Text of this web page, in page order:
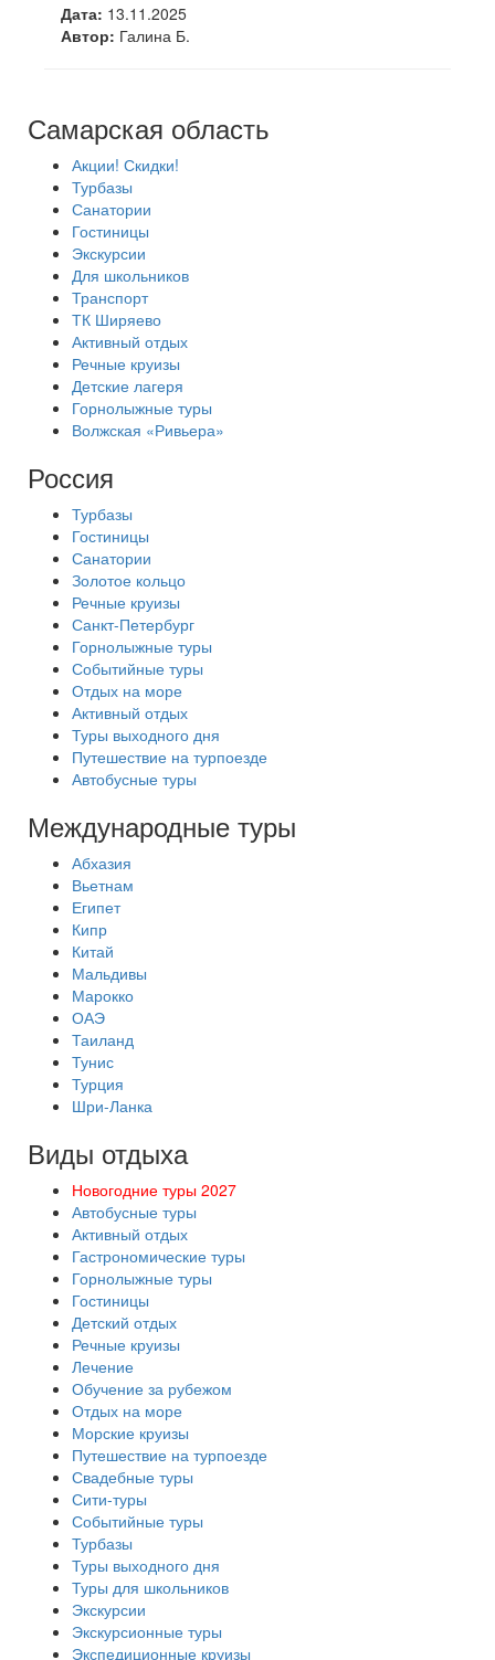
Дата: 13.11.2025
Автор: Галина Б.
Самарская область
Акции! Скидки!
Турбазы
Санатории
Гостиницы
Экскурсии
Для школьников
Транспорт
ТК Ширяево
Активный отдых
Речные круизы
Детские лагеря
Горнолыжные туры
Волжская «Ривьера»
Россия
Турбазы
Гостиницы
Санатории
Золотое кольцо
Речные круизы
Санкт-Петербург
Горнолыжные туры
Событийные туры
Отдых на море
Активный отдых
Туры выходного дня
Путешествие на турпоезде
Автобусные туры
Международные туры
Абхазия
Вьетнам
Египет
Кипр
Китай
Мальдивы
Марокко
ОАЭ
Таиланд
Тунис
Турция
Шри-Ланка
Виды отдыха
Новогодние туры 2027
Автобусные туры
Активный отдых
Гастрономические туры
Горнолыжные туры
Гостиницы
Детский отдых
Речные круизы
Лечение
Обучение за рубежом
Отдых на море
Морские круизы
Путешествие на турпоезде
Свадебные туры
Сити-туры
Событийные туры
Турбазы
Туры выходного дня
Туры для школьников
Экскурсии
Экскурсионные туры
Экспедиционные круизы